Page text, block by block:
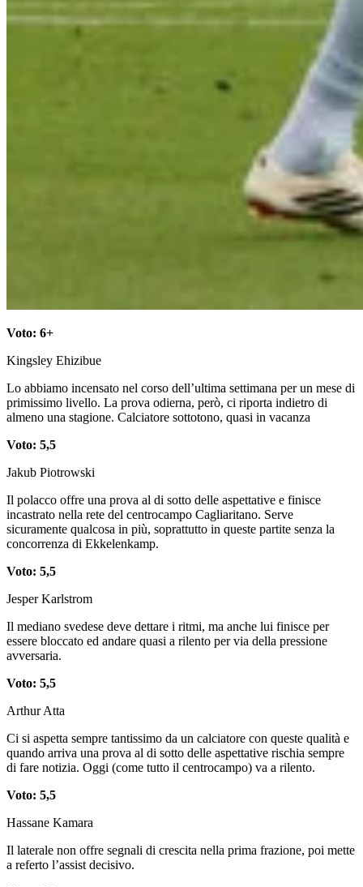
Voto: 6+
Kingsley Ehizibue
Lo abbiamo incensato nel corso dell’ultima settimana per un mese di
primissimo livello. La prova odierna, però, ci riporta indietro di
almeno una stagione. Calciatore sottotono, quasi in vacanza
Voto: 5,5
Jakub Piotrowski
Il polacco offre una prova al di sotto delle aspettative e finisce
incastrato nella rete del centrocampo Cagliaritano. Serve
sicuramente qualcosa in più, soprattutto in queste partite senza la
concorrenza di Ekkelenkamp.
Voto: 5,5
Jesper Karlstrom
Il mediano svedese deve dettare i ritmi, ma anche lui finisce per
essere bloccato ed andare quasi a rilento per via della pressione
avversaria.
Voto: 5,5
Arthur Atta
Ci si aspetta sempre tantissimo da un calciatore con queste qualità e
quando arriva una prova al di sotto delle aspettative rischia sempre
di fare notizia. Oggi (come tutto il centrocampo) va a rilento.
Voto: 5,5
Hassane Kamara
Il laterale non offre segnali di crescita nella prima frazione, poi mette
a referto l’assist decisivo.